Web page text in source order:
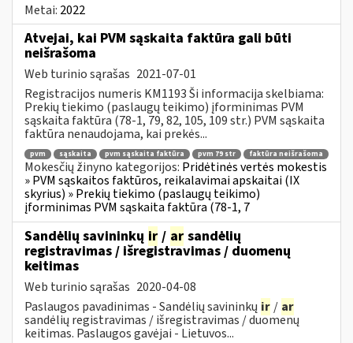
Metai: 2022
Atvejai, kai PVM sąskaita faktūra gali būti
neišrašoma
Web turinio sąrašas 2021-07-01
Registracijos numeris KM1193 Ši informacija skelbiama:
Prekių tiekimo (paslaugų teikimo) įforminimas PVM
sąskaita faktūra (78-1, 79, 82, 105, 109 str.) PVM sąskaita
faktūra nenaudojama, kai prekės...
pvm sąskaita pvm sąskaita faktūra pvm 79 str faktūra neišrašoma
Mokesčių žinyno kategorijos: Pridėtinės vertės mokestis
» PVM sąskaitos faktūros, reikalavimai apskaitai (IX
skyrius) » Prekių tiekimo (paslaugų teikimo)
įforminimas PVM sąskaita faktūra (78-1, 7
Sandėlių savininkų ir / ar sandėlių
registravimas / išregistravimas / duomenų
keitimas
Web turinio sąrašas 2020-04-08
Paslaugos pavadinimas - Sandėlių savininkų ir / ar
sandėlių registravimas / išregistravimas / duomenų
keitimas. Paslaugos gavėjai - Lietuvos...